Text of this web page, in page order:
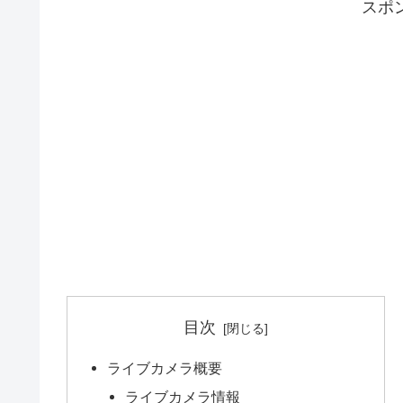
スポ
目次
ライブカメラ概要
ライブカメラ情報